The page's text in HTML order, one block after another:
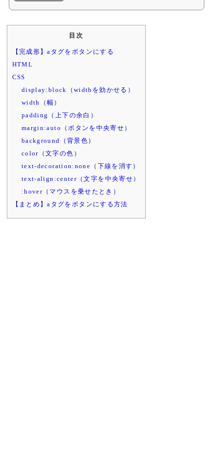
目次
【完成形】aタグをボタンにする
HTML
CSS
display:block（widthを効かせる）
width（幅）
padding（上下の余白）
margin:auto（ボタンを中央寄せ）
background（背景色）
color（文字の色）
text-decoration:none（下線を消す）
text-align:center（文字を中央寄せ）
:hover（マウスを乗せたとき）
【まとめ】aタグをボタンにする方法